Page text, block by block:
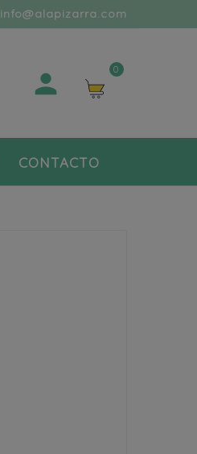
info@alapizarra.com
 0
CONTACTO